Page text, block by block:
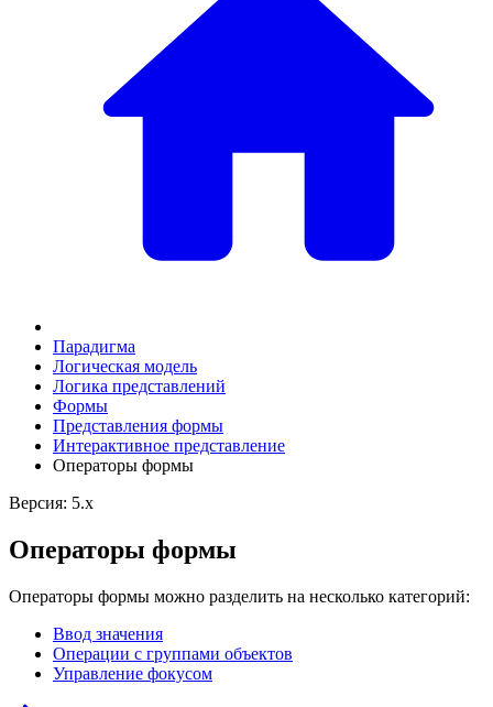
Парадигма
Логическая модель
Логика представлений
Формы
Представления формы
Интерактивное представление
Операторы формы
Версия: 5.x
Операторы формы
Операторы формы можно разделить на несколько категорий:
Ввод значения
Операции с группами объектов
Управление фокусом